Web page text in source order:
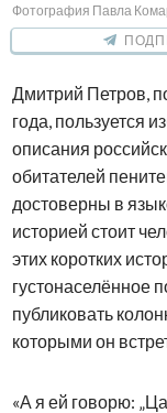
Фотография Павла
Дмитрий Петров,
года, пользуется
описания
обитателей
достоверны в
историей стоит
этих коротких
густонаселённое
публиковать
которыми он
«А я ей говорю: